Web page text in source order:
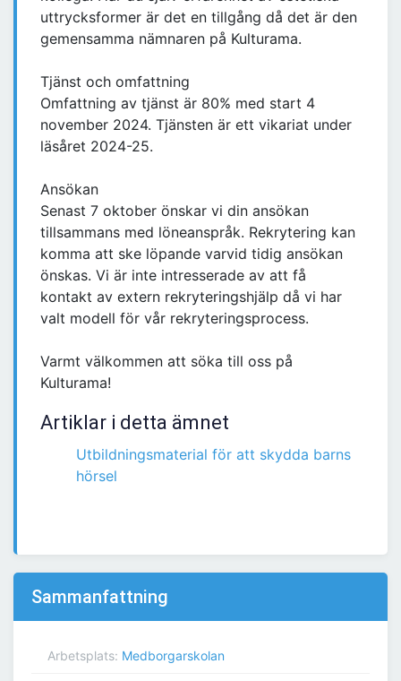
uttrycksformer är det en tillgång då det är den
gemensamma nämnaren på Kulturama.
Tjänst och omfattning
Omfattning av tjänst är 80% med start 4
november 2024. Tjänsten är ett vikariat under
läsåret 2024-25.
Ansökan
Senast 7 oktober önskar vi din ansökan
tillsammans med löneanspråk. Rekrytering kan
komma att ske löpande varvid tidig ansökan
önskas. Vi är inte intresserade av att få
kontakt av extern rekryteringshjälp då vi har
valt modell för vår rekryteringsprocess.
Varmt välkommen att söka till oss på
Kulturama!
Artiklar i detta ämnet
Utbildningsmaterial för att skydda barns
hörsel
Sammanfattning
Arbetsplats: Medborgarskolan